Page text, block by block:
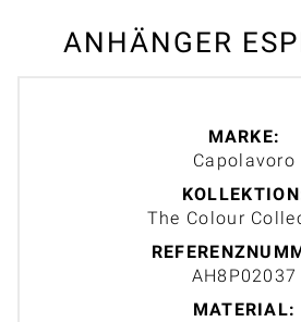
ANHÄNGER
MARKE:
Capolavoro
The Colour
AH8P02037
MATERIAL: